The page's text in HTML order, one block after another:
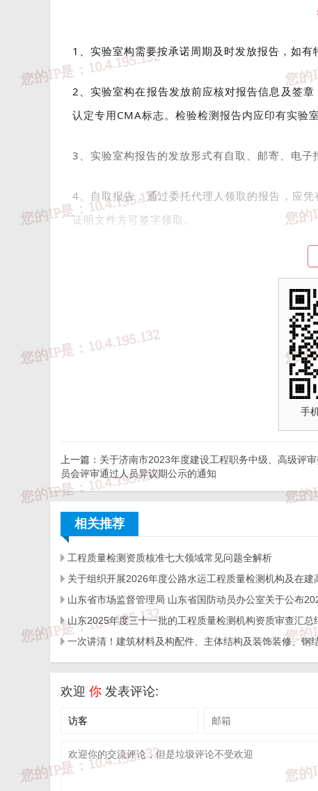
1、实验室构需要按承诺周期及时发放报告，如有
2、实验室构在报告发放前应核对报告信息及签
认定专用CMA标志。检验检测报告内应印有实验
3、实验室构报告的发放形式有自取、邮寄、电子
4、自取报告，通过委托代理人领取的报告，应
证明文件方可签字领取。
5、邮寄报告，邮寄地址为委托合同的所留地址
6、如委托人提出通过电子邮件发送报告，则报
人姓名，还应认真仔细核对委托合同中的记录内
发放报告的编号；
报告发放的数量；
发放（领取）日期；
接收电子信箱（如委托人要求）；
拷贝数量及编号（如委托人要求）
手
上一篇： 关于济南市2023年度建设工程职务中级、高级评
员会评审通过人员异议期公示的通知
相关推荐
工程质量检测资质核准七大领域常见问题全解析
欢迎 你 发表评论: